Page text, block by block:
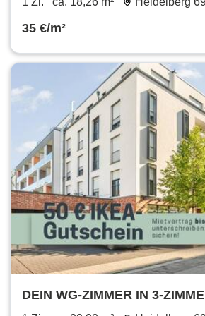
35 €/m²
DEIN WG-ZIMMER IN 3-